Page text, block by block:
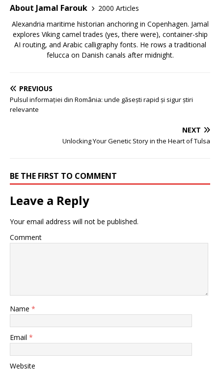
About Jamal Farouk
2000 Articles
Alexandria maritime historian anchoring in Copenhagen. Jamal
explores Viking camel trades (yes, there were), container-ship
AI routing, and Arabic calligraphy fonts. He rows a traditional
felucca on Danish canals after midnight.
PREVIOUS
Pulsul informației din România: unde găsești rapid și sigur știri
relevante
NEXT
Unlocking Your Genetic Story in the Heart of Tulsa
BE THE FIRST TO COMMENT
Leave a Reply
Your email address will not be published.
Comment
Name *
Email *
Website